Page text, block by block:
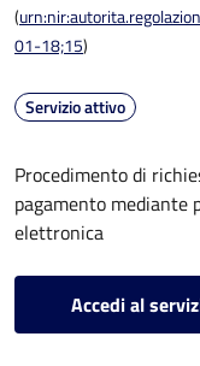
(
01-18;15)
Servizio attivo
Procedimento di
pagamento mediante
elettronica
Accedi al